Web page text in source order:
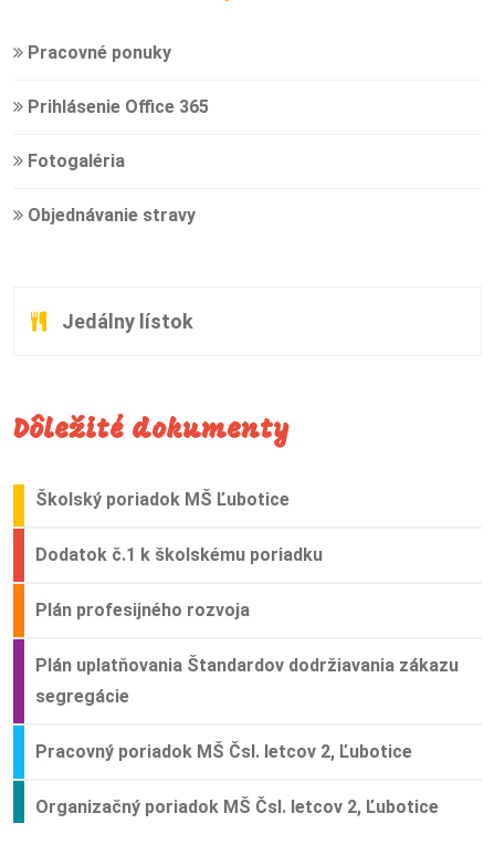
Pracovné ponuky
Prihlásenie Office 365
Fotogaléria
Objednávanie stravy
Jedálny lístok
Dôležité dokumenty
Školský poriadok MŠ Ľubotice
Dodatok č.1 k školskému poriadku
Plán profesijného rozvoja
Plán uplatňovania Štandardov dodržiavania zákazu
segregácie
Pracovný poriadok MŠ Čsl. letcov 2, Ľubotice
Organizačný poriadok MŠ Čsl. letcov 2, Ľubotice